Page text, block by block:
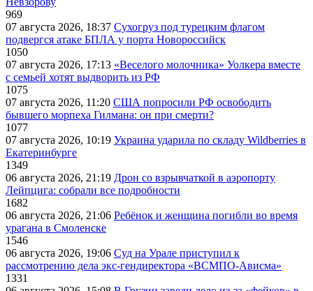
969
07 августа 2026, 18:37 Сухогруз под турецким флагом
подвергся атаке БПЛА у порта Новороссийск
1050
07 августа 2026, 17:13 «Веселого молочника» Уолкера вместе
с семьей хотят выдворить из РФ
1075
07 августа 2026, 11:20 США попросили РФ освободить
бывшего морпеха Гилмана: он при смерти?
1077
07 августа 2026, 10:19 Украина ударила по складу Wildberries в
Екатеринбурге
1349
06 августа 2026, 21:19 Дрон со взрывчаткой в аэропорту
Лейпцига: собрали все подробности
1682
06 августа 2026, 21:06 Ребёнок и женщина погибли во время
урагана в Смоленске
1546
06 августа 2026, 19:06 Суд на Урале приступил к
рассмотрению дела экс-гендиректора «ВСМПО-Ависма»
1331